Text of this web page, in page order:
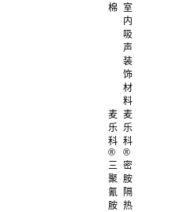
棉 室
内
吸
声
装
饰
材
料
麦
乐
科
®
三
聚
氰
胺
麦
乐
科
®
密
胺
隔
热